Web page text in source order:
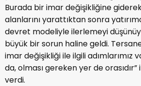
Burada bir imar değişikliğine
alanlarını yarattıktan sonra
devret modeliyle ilerlemeyi
büyük bir sorun haline geldi.
imar değişikliği ile ilgili adımlarımız
da, olması gereken yer de
verdi.